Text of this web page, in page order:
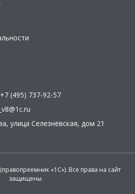
+7 (495) 737-92-57
, улица Селезнёвская, дом 21
«1С»). Все права на сайт
защищены